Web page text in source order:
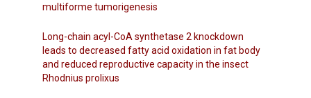
multiforme tumorigenesis
Long-chain acyl-CoA synthetase 2 knockdown
leads to decreased fatty acid oxidation in fat body
and reduced reproductive capacity in the insect
Rhodnius prolixus